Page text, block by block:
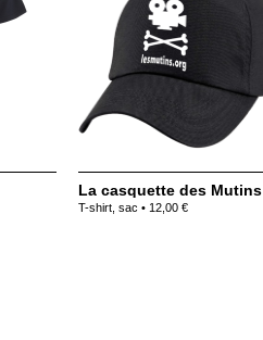
La casquette des Mutins
T-shirt, sac • 12,00 €